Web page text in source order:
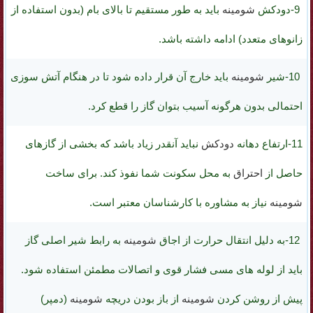
شومینه باید به طور مستقیم تا بالای بام (بدون استفاده از
زانوهای متعدد) ادامه داشته باشد.
شیر شومینه باید خارج آن قرار داده شود تا در هنگام آتش سوزی
احتمالی بدون هرگونه آسیب بتوان گاز را قطع کرد.
11-ارتفاع دهانه دودکش نباید آنقدر زیاد باشد که بخشی از گازهای
حاصل از احتراق به محل سکونت شما نفوذ کند. برای ساخت
شومینه نیاز به مشاوره با کارشناسان معتبر است.
شومینه به رابط شیر اصلی گاز
باید از لوله های مسی فشار قوی و اتصالات مطمئن استفاده شود.
پیش از روشن کردن شومینه از باز بودن دریچه شومینه (دمپر)